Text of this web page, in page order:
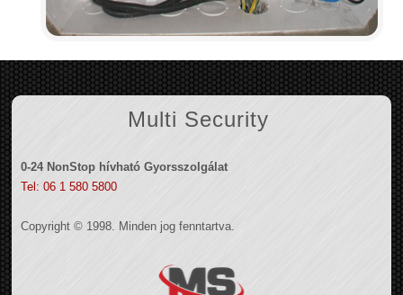
Multi Security
0-24 NonStop hívható Gyorsszolgálat
Tel: 06 1 580 5800
Copyright © 1998. Minden jog fenntartva.